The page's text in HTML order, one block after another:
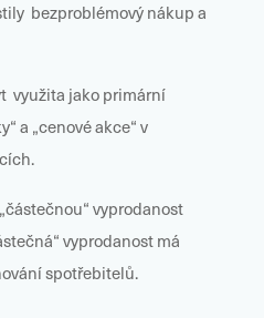
bezproblémový nákup a
využita jako primární
a „cenové akce“ v
vyprodanost
vyprodanost má
spotřebitelů.